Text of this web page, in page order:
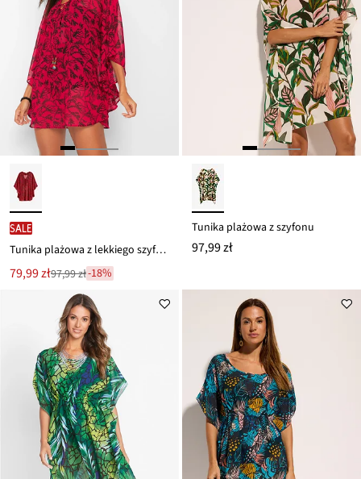
SALE
Tunika plażowa z lekkiego szyfonu
Nowa
cena
79,99 zł
Przeceniono
97,99 zł-18%
Tunika plażowa z szyfonu
97,99 zł